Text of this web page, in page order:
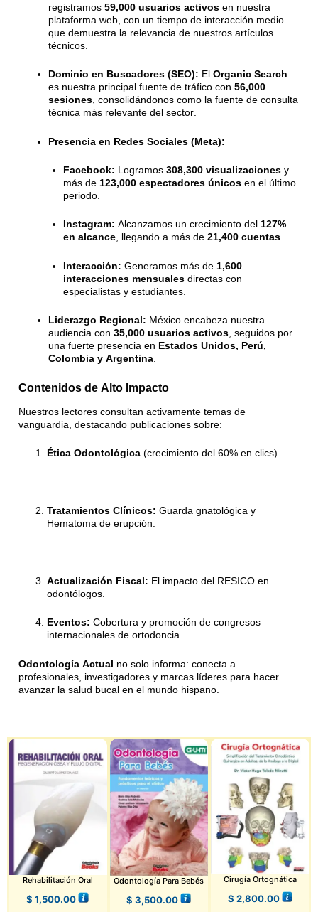
registramos 59,000 usuarios activos en nuestra
plataforma web, con un tiempo de interacción medio
que demuestra la relevancia de nuestros artículos
técnicos
Dominio en Buscadores (SEO): El Organic Search
es nuestra principal fuente de tráfico con 56,000
sesiones, consolidándonos como la fuente de consulta
técnica más relevante del sector.
Presencia en Redes Sociales (Meta):
Facebook: Logramos 308,300 visualizaciones y
más de 123,000 espectadores únicos en el último
periodo
Instagram: Alcanzamos un crecimiento del 127%
en alcance, llegando a más de 21,400 cuentas.
Interacción: Generamos más de 1,600
interacciones mensuales directas con
especialistas y estudiantes
Liderazgo Regional: México encabeza nuestra
audiencia con 35,000 usuarios activos, seguidos por
una fuerte presencia en Estados Unidos, Perú,
Colombia y Argentina.
Contenidos de Alto Impacto
Nuestros lectores consultan activamente temas de
vanguardia, destacando publicaciones sobre:
Ética Odontológica (crecimiento del 60% en clics).
Tratamientos Clínicos: Guarda gnatológica y
Hematoma de erupción
Actualización Fiscal: El impacto del RESICO en
odontólogos
Eventos: Cobertura y promoción de congresos
internacionales de ortodoncia.
Odontología Actual no solo informa: conecta a
profesionales, investigadores y marcas líderes para hacer
avanzar la salud bucal en el mundo hispano.
Rehabilitación Oral
$ 1,500.00
Odontología Para Bebés
$ 3,500.00
Cirugía Ortognática
$ 2,800.00